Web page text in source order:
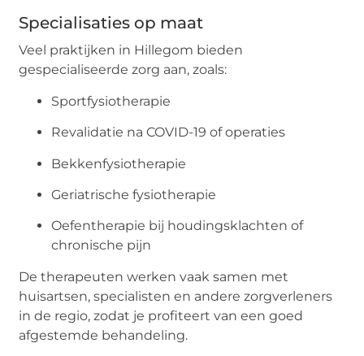
Specialisaties op maat
Veel praktijken in Hillegom bieden
gespecialiseerde zorg aan, zoals:
Sportfysiotherapie
Revalidatie na COVID-19 of operaties
Bekkenfysiotherapie
Geriatrische fysiotherapie
Oefentherapie bij houdingsklachten of
chronische pijn
De therapeuten werken vaak samen met
huisartsen, specialisten en andere zorgverleners
in de regio, zodat je profiteert van een goed
afgestemde behandeling.